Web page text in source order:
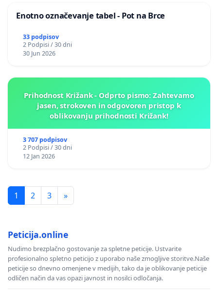
Enotno označevanje tabel - Pot na Brce
33 podpisov
2 Podpisi / 30 dni
30 Jun 2026
Prihodnost Križank - Odprto pismo: Zahtevamo
jasen, strokoven in odgovoren pristop k
oblikovanju prihodnosti Križank!
3 707 podpisov
2 Podpisi / 30 dni
12 Jan 2026
1 2 3 »
Peticija.online
Nudimo brezplačno gostovanje za spletne peticije. Ustvarite
profesionalno spletno peticijo z uporabo naše zmogljive storitve.Naše
peticije so dnevno omenjene v medijih, tako da je oblikovanje peticije
odličen način da vas opazi javnost in nosilci odločanja.